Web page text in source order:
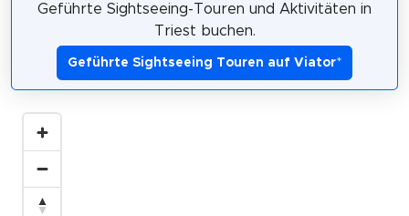
Geführte Sightseeing-Touren und Aktivitäten in
Triest buchen.
Geführte Sightseeing Touren auf Viator*